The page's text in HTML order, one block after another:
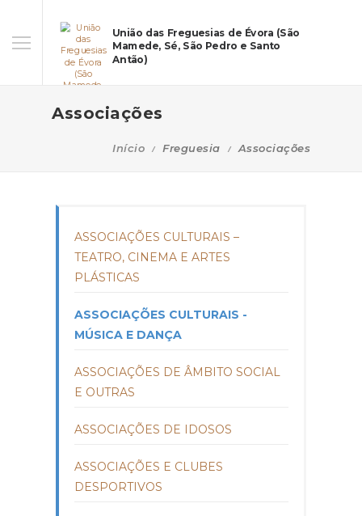
União das Freguesias de Évora (São
Mamede, Sé, São Pedro e Santo
Antão)
Associações
Início Freguesia Associações
ASSOCIAÇÕES CULTURAIS –
TEATRO, CINEMA E ARTES
PLÁSTICAS
ASSOCIAÇÕES CULTURAIS -
MÚSICA E DANÇA
ASSOCIAÇÕES DE ÂMBITO SOCIAL
E OUTRAS
ASSOCIAÇÕES DE IDOSOS
ASSOCIAÇÕES E CLUBES
DESPORTIVOS